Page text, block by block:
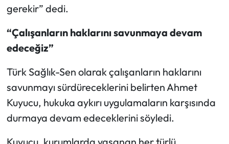
gerekir” dedi.
“Çalışanların haklarını savunmaya devam
edeceğiz”
Türk Sağlık-Sen olarak çalışanların haklarını
savunmayı sürdüreceklerini belirten Ahmet
Kuyucu, hukuka aykırı uygulamaların karşısında
durmaya devam edeceklerini söyledi.